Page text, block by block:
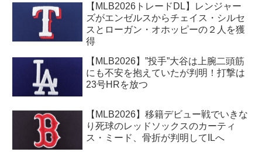
【MLB2026トレードDL】レンジャー
ズがエンゼルスからチェイス・シルセ
スとローガン・オホッピーの２人を獲
得
【MLB2026】”投手”大谷は上腕二頭筋
にも不安を抱えていたが判明！打撃は
23号HRを放つ
【MLB2026】移籍デビュー戦でいきな
り死球のレッドソックスのカーティ
ス・ミード、骨折が判明してILへ